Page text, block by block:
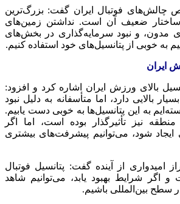
چالش‌های فوتبال ایران گفت: بزرگ‌ترین
ساختار ضعیف آن است. نداشتن زمین‌های
مدون، و نبود سرمایه‌گذاری در بخش‌های
به خوبی از پتانسیل‌های خود استفاده کنیم.
ایران
بالای ورزش ایران اشاره کرد و افزود:
بالایی دارد، اما متأسفانه به دلیل نبود
به این پتانسیل‌ها به خوبی دست یابیم.
نیز تأثیرگذار بوده است، اما اگر
شود، می‌توانیم پیشرفت‌های بیشتری
امیدواری از آینده گفت: پتانسیل فوتبال
و اگر شرایط بهبود یابد، می‌توانیم شاهد
سطح بین‌المللی باشیم.